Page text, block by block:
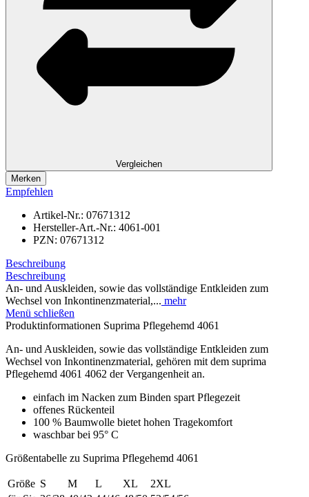
Vergleichen
Merken
Empfehlen
Artikel-Nr.: 07671312
Hersteller-Art.-Nr.: 4061-001
PZN: 07671312
Beschreibung
Beschreibung
An- und Auskleiden, sowie das vollständige Entkleiden zum
Wechsel von Inkontinenzmaterial,... mehr
Menü schließen
Produktinformationen Suprima Pflegehemd 4061
An- und Auskleiden, sowie das vollständige Entkleiden zum
Wechsel von Inkontinenzmaterial, gehören mit dem suprima
Pflegehemd 4061 4062 der Vergangenheit an.
einfach im Nacken zum Binden spart Pflegezeit
offenes Rückenteil
100 % Baumwolle bietet hohen Tragekomfort
waschbar bei 95° C
Größentabelle zu Suprima Pflegehemd 4061
Größe S M L XL
2XL